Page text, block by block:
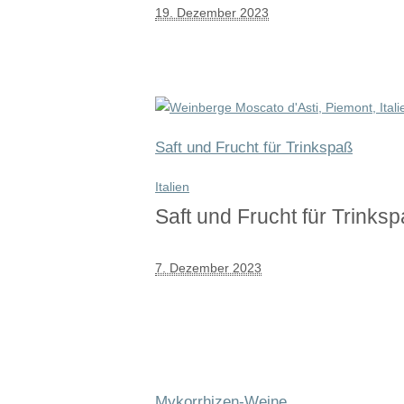
19. Dezember 2023
Saft und Frucht für Trinkspaß
Italien
Saft und Frucht für
7. Dezember 2023